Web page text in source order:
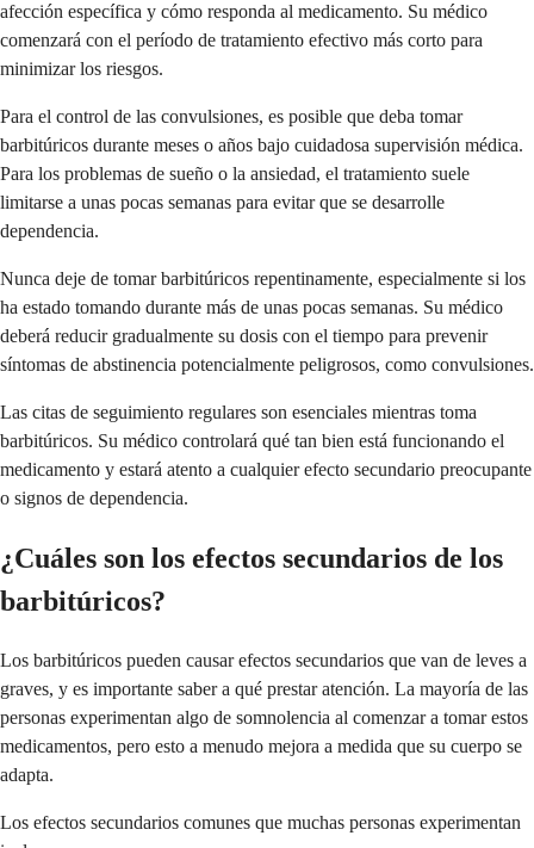
afección específica y cómo responda al medicamento. Su médico
comenzará con el período de tratamiento efectivo más corto para
minimizar los riesgos.
Para el control de las convulsiones, es posible que deba tomar
barbitúricos durante meses o años bajo cuidadosa supervisión médica.
Para los problemas de sueño o la ansiedad, el tratamiento suele
limitarse a unas pocas semanas para evitar que se desarrolle
dependencia.
Nunca deje de tomar barbitúricos repentinamente, especialmente si los
ha estado tomando durante más de unas pocas semanas. Su médico
deberá reducir gradualmente su dosis con el tiempo para prevenir
síntomas de abstinencia potencialmente peligrosos, como convulsiones.
Las citas de seguimiento regulares son esenciales mientras toma
barbitúricos. Su médico controlará qué tan bien está funcionando el
medicamento y estará atento a cualquier efecto secundario preocupante
o signos de dependencia.
¿Cuáles son los efectos secundarios de los
barbitúricos?
Los barbitúricos pueden causar efectos secundarios que van de leves a
graves, y es importante saber a qué prestar atención. La mayoría de las
personas experimentan algo de somnolencia al comenzar a tomar estos
medicamentos, pero esto a menudo mejora a medida que su cuerpo se
adapta.
Los efectos secundarios comunes que muchas personas experimentan